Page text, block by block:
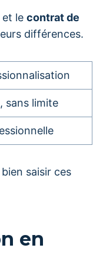
et le contrat de
différences.
sans limite
saisir ces
en